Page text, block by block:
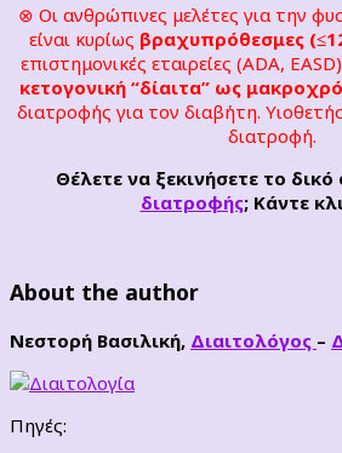
⊗ Οι ανθρώπινες μελέτες για την
είναι κυρίως βραχυπρόθεσμες
επιστημονικές εταιρείες (ADA, EASD)
κετογονική “δίαιτα” ως
διατροφής για τον διαβήτη.
διατροφή.
Θέλετε να ξεκινήσετε το δικό
διατροφής; Κάντε
About the author
Νεστορή Βασιλική, Διαιτολόγος –
Πηγές: